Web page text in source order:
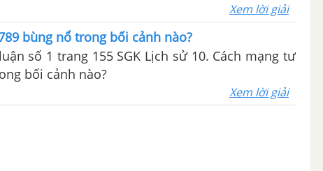
Xem lời giải
bùng nổ trong bối cảnh nào?
số 1 trang 155 SGK Lịch sử 10. Cách mạng tư
bối cảnh nào?
Xem lời giải